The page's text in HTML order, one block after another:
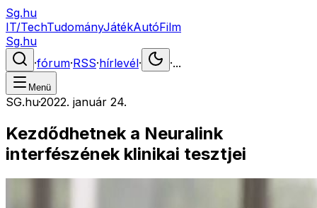
Sg.hu
IT/TechTudományJátékAutóFilm
Sg.hu
·fórum·RSS·hírlevél· ·...
Menü
SG.hu·2022. január 24.
Kezdődhetnek a Neuralink
interfészének klinikai tesztjei